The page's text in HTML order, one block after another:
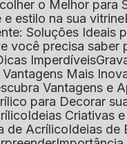
o Melhor para
e estilo na sua vitrine
Soluções Ideais
você precisa saber
Imperdíveis
Vantagens Mais
Vantagens e
para Decorar
Ideias Criativas
de Acrílico Ideias de